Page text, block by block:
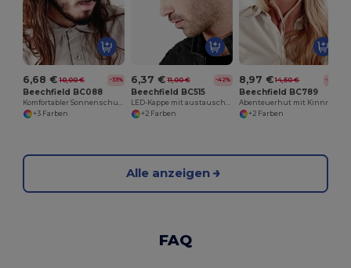
6,68 € 10,00 € -33%
Beechfield BC088
+3 Farben
6,37 € 11,00 € -42%
Beechfield BC515
+2 Farben
8,97 € 14,50 € -38%
Beechfield BC789
+2 Farben
Alle anzeigen
FAQ